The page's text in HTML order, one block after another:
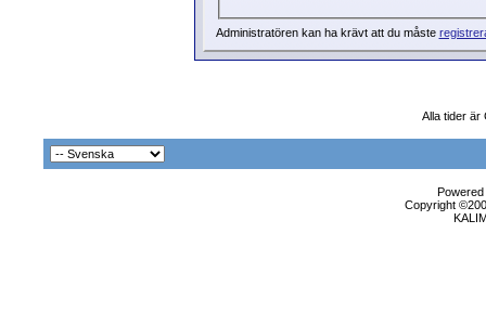
Administratören kan ha krävt att du måste
Alla tider är
Copyright